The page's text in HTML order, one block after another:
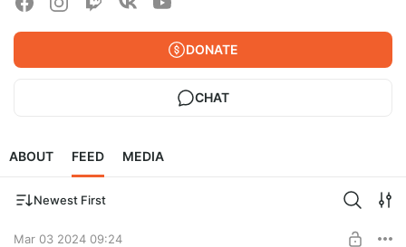
DONATE
CHAT
ABOUT FEED MEDIA
Newest First
Mar 03 2024 09:24